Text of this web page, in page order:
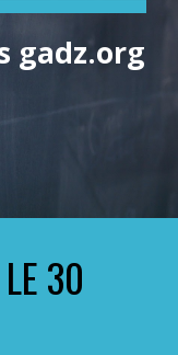
gadz.org
30